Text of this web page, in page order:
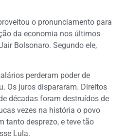
o pronunciamento para
da economia nos últimos
Bolsonaro. Segundo ele,
perderam poder de
Os juros dispararam. Direitos
décadas foram destruídos de
vezes na história o povo
tanto desprezo, e teve tão
Lula.